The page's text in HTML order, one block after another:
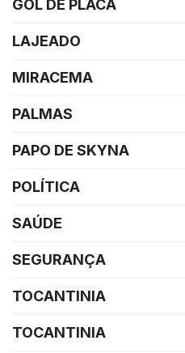
GOL DE PLACA
LAJEADO
MIRACEMA
PALMAS
PAPO DE SKYNA
POLÍTICA
SAÚDE
SEGURANÇA
TOCANTINIA
TOCANTINIA